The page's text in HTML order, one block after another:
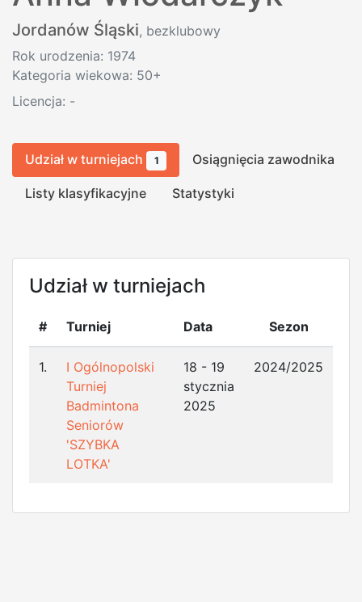
Jordanów Śląski, bezklubowy
Rok urodzenia: 1974
Kategoria wiekowa: 50+
Licencja: -
Udział w turniejach 1 Osiągnięcia zawodnika
Listy klasyfikacyjne Statystyki
Udział w turniejach
# Turniej Data Sezon
1.
I Ogólnopolski
Turniej
Badmintona
Seniorów
'SZYBKA
LOTKA'
18 - 19
stycznia
2025
2024/2025